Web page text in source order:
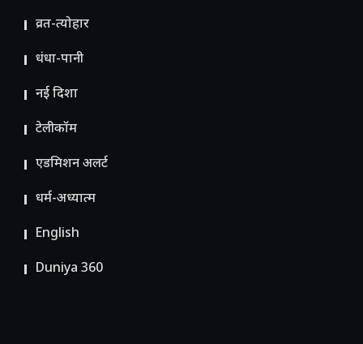
व्रत-त्योहार
धंधा-पानी
नई दिशा
टेलीकॉम
ए​डमिशन अलर्ट
धर्म-अध्यात्म
English
Duniya 360